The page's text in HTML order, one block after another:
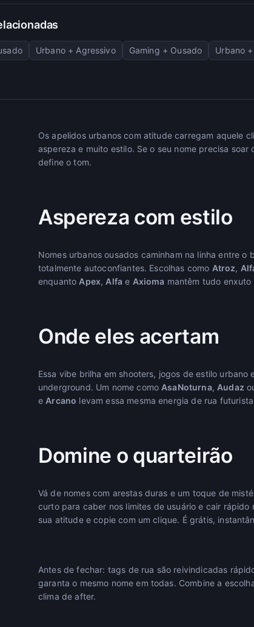
Urbano + Agressivo Gaming + Ousado Urbano
Os apelidos urbanos com atitude carregam aquele
aspereza e muito estilo. Se o seu nome precisa
define o tom.
Aspereza com estilo
Nomes urbanos ousados caminham na linha entre
totalmente autoconfiantes. Escolhas como Atroz,
enquanto Apex, Alfa e Axioma mantêm tudo enxuto
Onde eles acertam
Essa vibe brilha em shooters, jogos de estilo
underground. Um nome como AsaNoturna, Audaz
e Arcano levam essa mesma energia de rua
Domine o quarteirão
Vá de nomes com arestas duras e um toque de
curto para caber nos limites de usuário e cair
sua atitude e copie com um clique. É grátis,
Antes de fechar: tags de rua são reivindicadas
garanta o mesmo nome em todas. Combine a
clima de after.